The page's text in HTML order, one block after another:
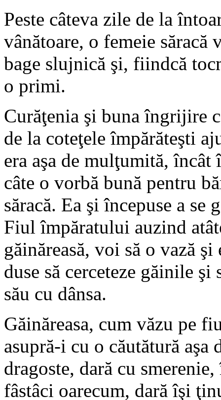
Peste câteva zile de la
vânătoare, o femeie săracă
bage slujnică şi, fiindcă
o primi.
Curăţenia şi buna îngrijire
de la coteţele împărăteşti
era aşa de mulţumită,
câte o vorbă bună pentru
săracă. Ea şi începuse a
Fiul împăratului auzind
găinăreasă, voi să o vază
duse să cerceteze găinile
său cu dânsa.
Găinăreasa, cum văzu pe
asupră-i cu o căutătură aşa
dragoste, dară cu
fâstâci oarecum, dară îşi